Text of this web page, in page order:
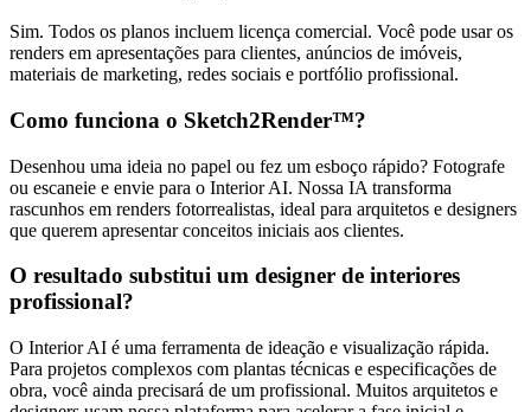
Sim. Todos os planos incluem licença comercial. Você pode usar os
renders em apresentações para clientes, anúncios de imóveis,
materiais de marketing, redes sociais e portfólio profissional.
Como funciona o Sketch2Render™?
Desenhou uma ideia no papel ou fez um esboço rápido? Fotografe
ou escaneie e envie para o Interior AI. Nossa IA transforma
rascunhos em renders fotorrealistas, ideal para arquitetos e designers
que querem apresentar conceitos iniciais aos clientes.
O resultado substitui um designer de interiores
profissional?
O Interior AI é uma ferramenta de ideação e visualização rápida.
Para projetos complexos com plantas técnicas e especificações de
obra, você ainda precisará de um profissional. Muitos arquitetos e